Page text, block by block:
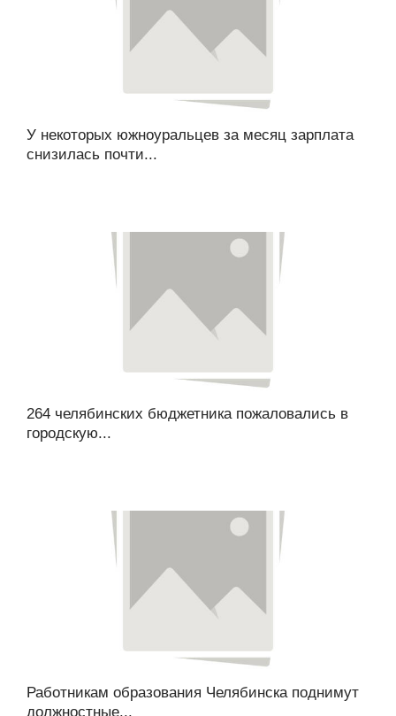
У некоторых южноуральцев за месяц зарплата
снизилась почти...
264 челябинских бюджетника пожаловались в
городскую...
Работникам образования Челябинска поднимут
должностные...